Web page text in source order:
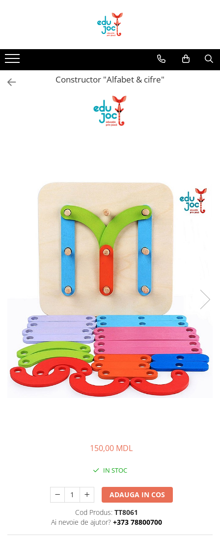
1-2 ani
3-4 ani
5-7 ani
Constructor "Alfabet & cifre"
150,00 MDL
IN STOC
ADAUGA IN COS
Cod Produs: TT8061
Ai nevoie de ajutor? +373 78800700